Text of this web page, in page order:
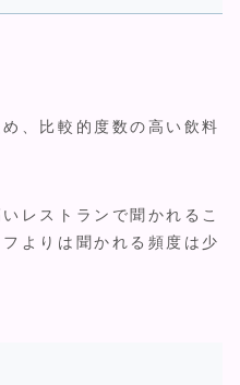
、比較的度数の高い飲料
レストランで聞かれるこ
よりは聞かれる頻度は少